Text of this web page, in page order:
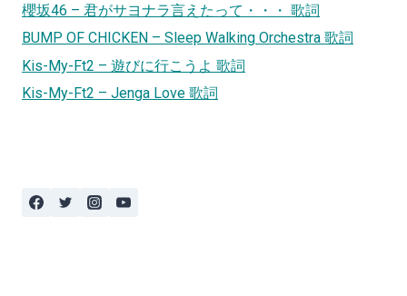
櫻坂46 – 君がサヨナラ言えたって・・・ 歌詞
BUMP OF CHICKEN – Sleep Walking Orchestra 歌詞
Kis-My-Ft2 – 遊びに行こうよ 歌詞
Kis-My-Ft2 – Jenga Love 歌詞